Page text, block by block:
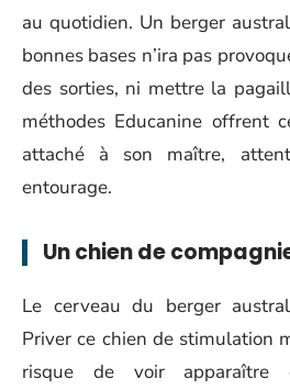
au quotidien. Un berger
bonnes bases n’ira pas
des sorties, ni mettre la
méthodes Educanine offrent
attaché à son maître,
entourage.
Un chien de
Le cerveau du berger
Priver ce chien de stimulation
risque de voir apparaître